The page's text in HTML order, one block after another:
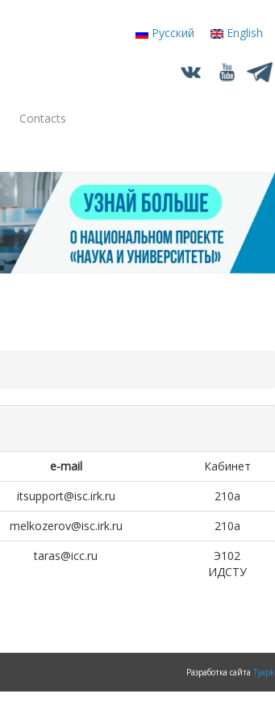
Русский English
Contacts
e-mail
Кабинет
itsupport@isc.irk.ru
210а
melkozerov@isc.irk.ru
210а
taras@icc.ru
Э102
ИДСТУ
Разработка сайта Tyapk